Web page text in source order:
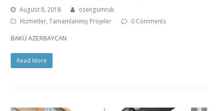
August 8, 2018
ozengumruk
Hizmetler,Tamamlanmış Projeler 0 Comments
BAKÜ AZERBAYCAN
Read More